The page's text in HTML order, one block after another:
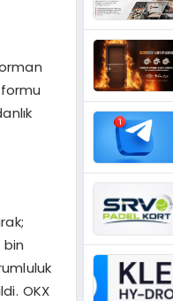
bin
OKX